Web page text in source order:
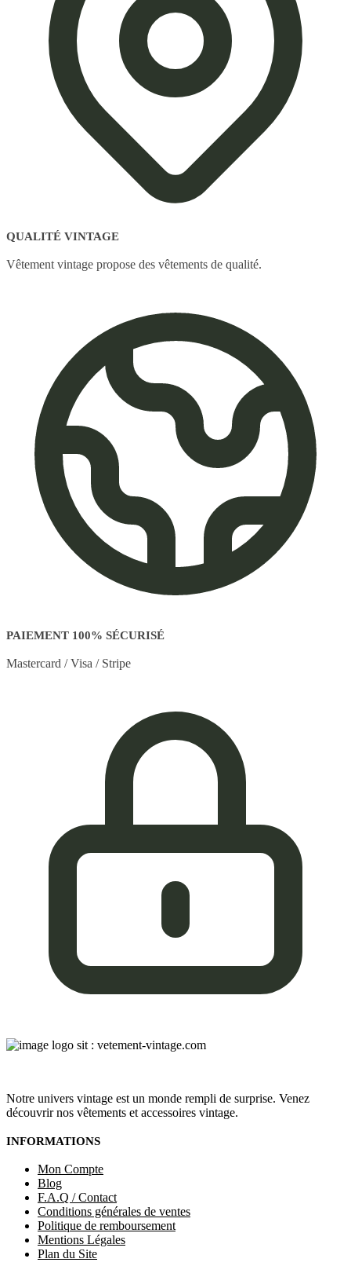
QUALITÉ VINTAGE
Vêtement vintage propose des vêtements de qualité.
PAIEMENT 100% SÉCURISÉ
Mastercard / Visa / Stripe
Notre univers vintage est un monde rempli de surprise. Venez
découvrir nos vêtements et accessoires vintage.
INFORMATIONS
Mon Compte
Blog
F.A.Q / Contact
Conditions générales de ventes
Politique de remboursement
Mentions Légales
Plan du Site